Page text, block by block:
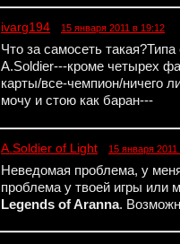
ivarg194 15 января 2011 в 19:12
Что за самосеть
A.Soldier---кроме четырех
карты/все-чемпион/ничего
мочу и стою как баран---
A.Soldier of Light 15 января
Неведомая проблема, у
проблема у твоей игры или
Legends of Aranna.